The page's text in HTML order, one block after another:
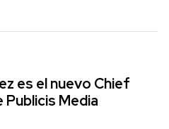
es el nuevo Chief
Media